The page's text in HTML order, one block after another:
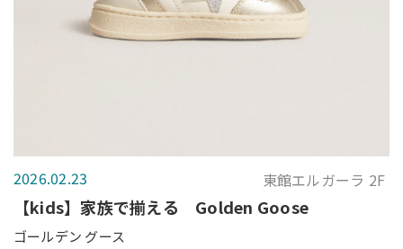
2026.02.23 東館エルガーラ 2F
【kids】家族で揃える Golden Goose
ゴールデン グース